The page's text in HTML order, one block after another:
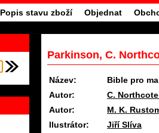
Popis stavu zboží Objednat
Parkinson, C.
Název:
Bible pro
Autor:
C.
Autor:
M. K.
Ilustrátor:
Jiří Slíva